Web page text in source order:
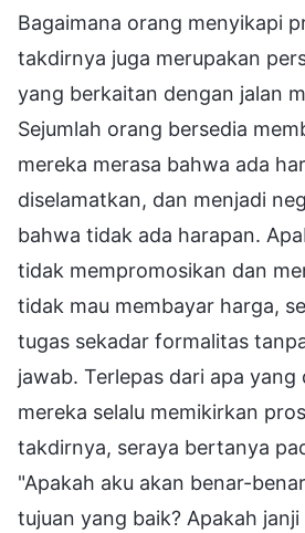
Bagaimana orang menyikapi
takdirnya juga merupakan
yang berkaitan dengan jalan
Sejumlah orang bersedia
mereka merasa bahwa ada
diselamatkan, dan menjadi
bahwa tidak ada harapan.
tidak mempromosikan dan
tidak mau membayar harga,
tugas sekadar formalitas
jawab. Terlepas dari apa yang
mereka selalu memikirkan
takdirnya, seraya bertanya
"Apakah aku akan benar-
tujuan yang baik? Apakah janji